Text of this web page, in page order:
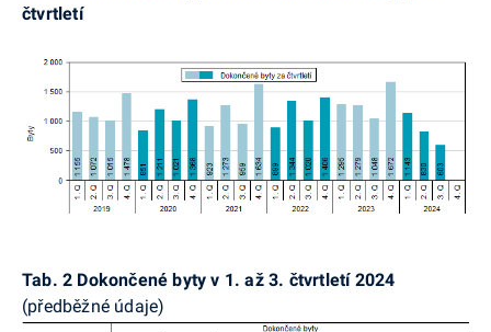
čtvrtletí
Tab. 2 Dokončené byty v 1. až 3. čtvrtletí 2024
(předběžné údaje)